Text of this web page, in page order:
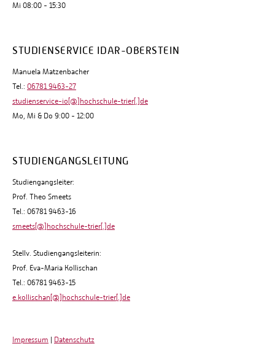
Mi 08:00 - 15:30
STUDIENSERVICE IDAR-OBERSTEIN
Manuela Matzenbacher
Tel.: 06781 9463-27
studienservice-io[@]hochschule-trier[.]de
Mo, Mi & Do 9:00 - 12:00
STUDIENGANGSLEITUNG
Studiengangsleiter:
Prof. Theo Smeets
Tel.: 06781 9463-16
smeets[@]hochschule-trier[.]de
Stellv. Studiengangsleiterin:
Prof. Eva-Maria Kollischan
Tel.: 06781 9463-15
e.kollischan[@]hochschule-trier[.]de
Impressum | Datenschutz